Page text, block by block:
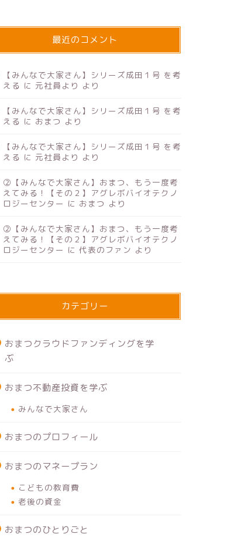
最近のコメント
【みんなで大家さん】シリーズ成田１号 を考
える に 元社員より より
【みんなで大家さん】シリーズ成田１号 を考
える に おまつ より
【みんなで大家さん】シリーズ成田１号 を考
える に 元社員より より
②【みんなで大家さん】おまつ、もう一度考
えてみる！【その２】アグレボバイオテクノ
ロジーセンター に おまつ より
②【みんなで大家さん】おまつ、もう一度考
えてみる！【その２】アグレボバイオテクノ
ロジーセンター に 代表のファン より
カテゴリー
おまつクラウドファンディングを学
ぶ
おまつ不動産投資を学ぶ
みんなで大家さん
おまつのプロフィール
おまつのマネープラン
こどもの教育費
老後の資金
おまつのひとりごと